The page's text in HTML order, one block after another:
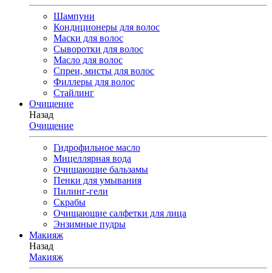
Шампуни
Кондиционеры для волос
Маски для волос
Сыворотки для волос
Масло для волос
Спреи, мисты для волос
Филлеры для волос
Стайлинг
Очищение
Назад
Очищение
Гидрофильное масло
Мицеллярная вода
Очищающие бальзамы
Пенки для умывания
Пилинг-гели
Скрабы
Очищающие салфетки для лица
Энзимные пудры
Макияж
Назад
Макияж